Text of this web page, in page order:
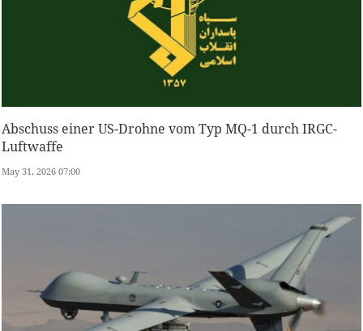
Abschuss einer US-Drohne vom Typ MQ-1 durch IRGC-
Luftwaffe
May 31, 2026 07:00